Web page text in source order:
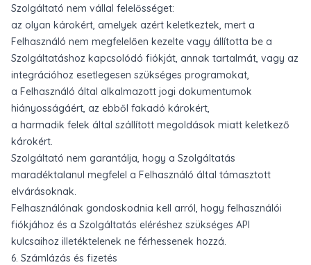
Szolgáltató nem vállal felelősséget:
az olyan károkért, amelyek azért keletkeztek, mert a
Felhasználó nem megfelelően kezelte vagy állította be a
Szolgáltatáshoz kapcsolódó fiókját, annak tartalmát, vagy az
integrációhoz esetlegesen szükséges programokat,
a Felhasználó által alkalmazott jogi dokumentumok
hiányosságáért, az ebből fakadó károkért,
a harmadik felek által szállított megoldások miatt keletkező
károkért.
Szolgáltató nem garantálja, hogy a Szolgáltatás
maradéktalanul megfelel a Felhasználó által támasztott
elvárásoknak.
Felhasználónak gondoskodnia kell arról, hogy felhasználói
fiókjához és a Szolgáltatás eléréshez szükséges API
kulcsaihoz illetéktelenek ne férhessenek hozzá.
6. Számlázás és fizetés